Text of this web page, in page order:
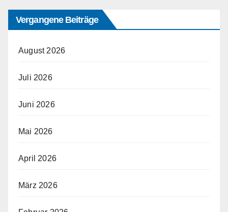
Vergangene Beiträge
August 2026
Juli 2026
Juni 2026
Mai 2026
April 2026
März 2026